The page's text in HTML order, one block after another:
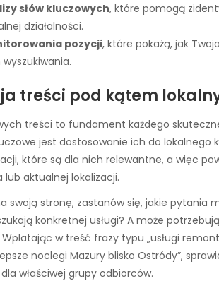
słów kluczowych, które pomogą
działalności.
pozycji, które pokażą, jak
treści pod kątem
treści to fundament każdego
jest dostosowanie ich do lokalnego
które są dla nich relewantne, a więc
aktualnej lokalizacji.
swoją stronę, zastanów się, jakie pytania
konkretnej usługi? A może
w treść frazy typu „usługi
noclegi Mazury blisko Ostródy”,
właściwej grupy odbiorców.